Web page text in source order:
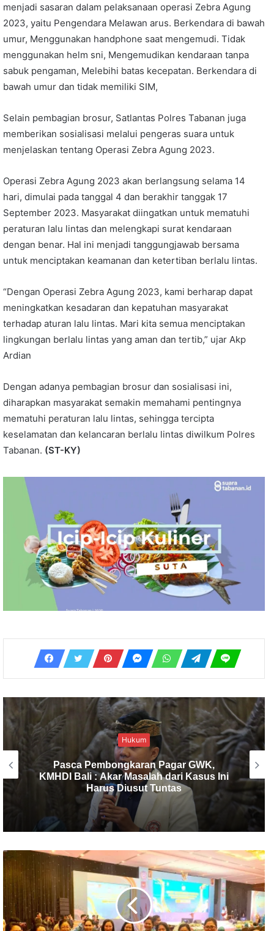
menjadi sasaran dalam pelaksanaan operasi Zebra Agung
2023, yaitu Pengendara Melawan arus. Berkendara di bawah
umur, Menggunakan handphone saat mengemudi. Tidak
menggunakan helm sni, Mengemudikan kendaraan tanpa
sabuk pengaman, Melebihi batas kecepatan. Berkendara di
bawah umur dan tidak memiliki SIM,
Selain pembagian brosur, Satlantas Polres Tabanan juga
memberikan sosialisasi melalui pengeras suara untuk
menjelaskan tentang Operasi Zebra Agung 2023.
Operasi Zebra Agung 2023 akan berlangsung selama 14
hari, dimulai pada tanggal 4 dan berakhir tanggak 17
September 2023. Masyarakat diingatkan untuk mematuhi
peraturan lalu lintas dan melengkapi surat kendaraan
dengan benar. Hal ini menjadi tanggungjawab bersama
untuk menciptakan keamanan dan ketertiban berlalu lintas.
“Dengan Operasi Zebra Agung 2023, kami berharap dapat
meningkatkan kesadaran dan kepatuhan masyarakat
terhadap aturan lalu lintas. Mari kita semua menciptakan
lingkungan berlalu lintas yang aman dan tertib,” ujar Akp
Ardian
Dengan adanya pembagian brosur dan sosialisasi ini,
diharapkan masyarakat semakin memahami pentingnya
mematuhi peraturan lalu lintas, sehingga tercipta
keselamatan dan kelancaran berlalu lintas diwilkum Polres
Tabanan. (ST-KY)
Birokrasi
KMHDI Bali Soroti Ketidaksiapan
Pemerintah Dalam Infrastruktur
Pemprosesan Sampah, Rakyat Bingung.